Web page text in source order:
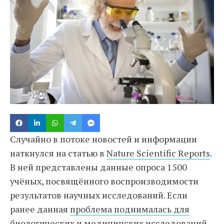
Случайно в потоке новостей и информации
наткнулся на статью в Nature Scientific Reports.
В ней представлены данные опроса 1500
учёных, посвящённого воспроизводимости
результатов научных исследований. Если
ранее данная проблема поднималась для